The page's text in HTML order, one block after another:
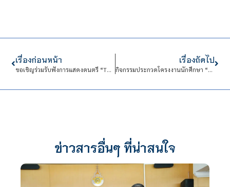
เรื่องก่อนหน้า
ขอเชิญร่วมรับฟังการแสดงดนตรี “The Rhythm of Love” ในโอกาสเดือนแห่งความรัก
เรื่องถัดไป
กิจกรรมประกวดโครงงานนักศึกษา “Technological Wisdom to Create Communities and Industries Innovation”
ข่าวสารอื่นๆ ที่น่าสนใจ